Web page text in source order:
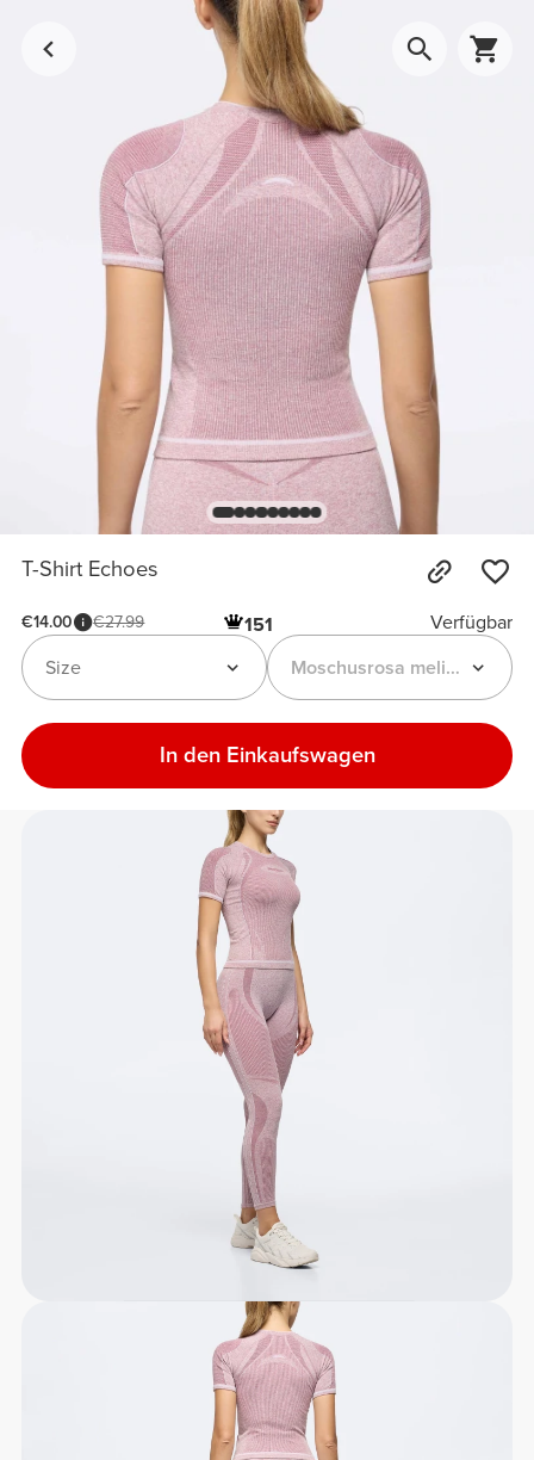
T-Shirt Echoes
€14.00 €27.99 151
Verfügbar
Moschusrosa meliert
Size
In den Einkaufswagen